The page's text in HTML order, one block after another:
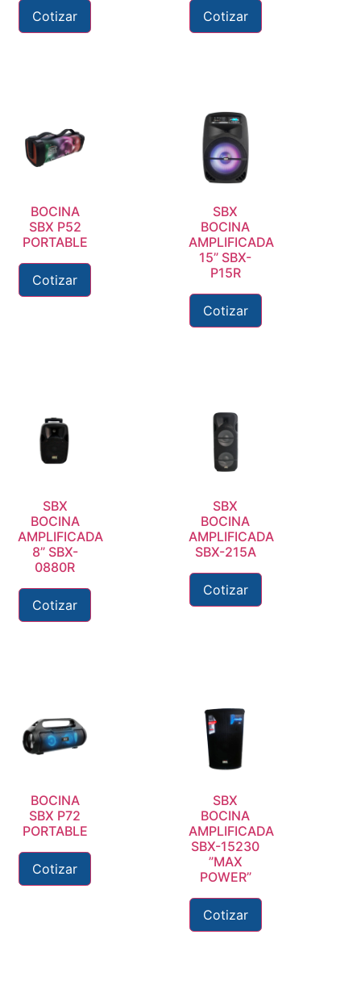
Cotizar Cotizar
BOCINA
SBX P52
PORTABLE
Cotizar
SBX
BOCINA
AMPLIFICADA
15” SBX-
P15R
Cotizar
SBX
BOCINA
AMPLIFICADA
8” SBX-
0880R
Cotizar
SBX
BOCINA
AMPLIFICADA
SBX-215A
Cotizar
BOCINA
SBX P72
PORTABLE
Cotizar
SBX
BOCINA
AMPLIFICADA
SBX-15230
”MAX
POWER”
Cotizar